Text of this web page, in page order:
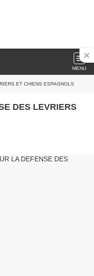
MENU
ET CHIENS ESPAGNOLS
DES LEVRIERS